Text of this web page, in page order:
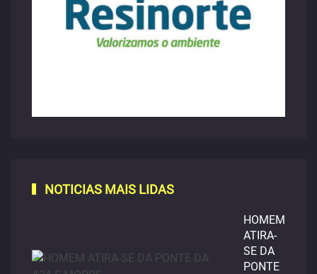
NOTICIAS MAIS LIDAS
HOMEM
ATIRA-
SE DA
PONTE